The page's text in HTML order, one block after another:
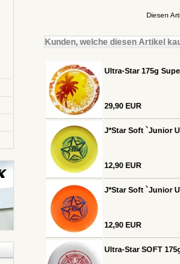
Diesen
Kunden, welche diesen Artikel
Ultra-Star 175g
29,90 EUR
J*Star Soft `Junior
12,90 EUR
J*Star Soft `Junior
12,90 EUR
Ultra-Star SOFT